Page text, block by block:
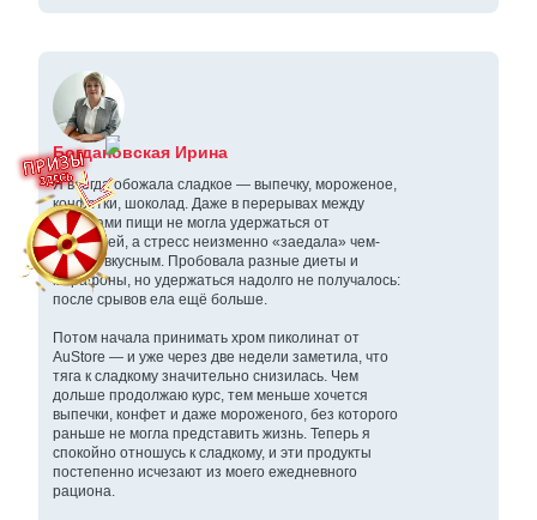
Богдановская Ирина
Я всегда обожала сладкое — выпечку, мороженое,
конфетки, шоколад. Даже в перерывах между
приёмами пищи не могла удержаться от
сладостей, а стресс неизменно «заедала» чем-
нибудь вкусным. Пробовала разные диеты и
марафоны, но удержаться надолго не получалось:
после срывов ела ещё больше.
Потом начала принимать хром пиколинат от
AuStore — и уже через две недели заметила, что
тяга к сладкому значительно снизилась. Чем
дольше продолжаю курс, тем меньше хочется
выпечки, конфет и даже мороженого, без которого
раньше не могла представить жизнь. Теперь я
спокойно отношусь к сладкому, и эти продукты
постепенно исчезают из моего ежедневного
рациона.